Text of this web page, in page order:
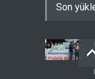
Son